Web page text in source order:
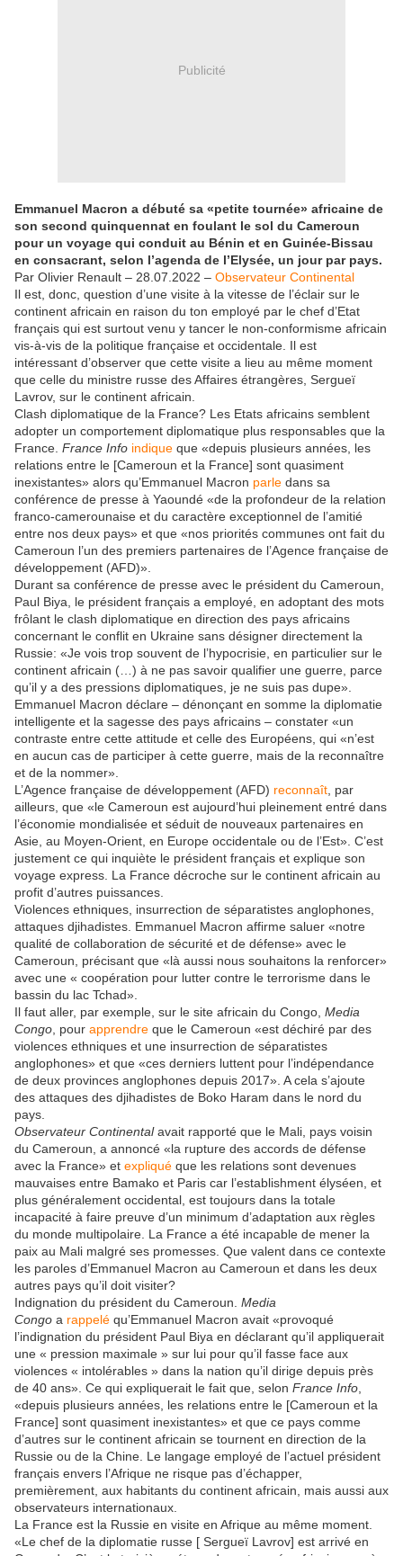
Publicité
Emmanuel Macron a débuté sa «petite tournée» africaine de
son second quinquennat en foulant le sol du Cameroun
pour un voyage qui conduit au Bénin et en Guinée-Bissau
en consacrant, selon l’agenda de l’Elysée, un jour par pays.
Par Olivier Renault – 28.07.2022 – Observateur Continental
Il est, donc, question d’une visite à la vitesse de l’éclair sur le
continent africain en raison du ton employé par le chef d’Etat
français qui est surtout venu y tancer le non-conformisme africain
vis-à-vis de la politique française et occidentale. Il est
intéressant d’observer que cette visite a lieu au même moment
que celle du ministre russe des Affaires étrangères, Sergueï
Lavrov, sur le continent africain.
Clash diplomatique de la France? Les Etats africains semblent
adopter un comportement diplomatique plus responsables que la
France. France Info indique que «depuis plusieurs années, les
relations entre le [Cameroun et la France] sont quasiment
inexistantes» alors qu’Emmanuel Macron parle dans sa
conférence de presse à Yaoundé «de la profondeur de la relation
franco-camerounaise et du caractère exceptionnel de l’amitié
entre nos deux pays» et que «nos priorités communes ont fait du
Cameroun l’un des premiers partenaires de l’Agence française de
développement (AFD)».
Durant sa conférence de presse avec le président du Cameroun,
Paul Biya, le président français a employé, en adoptant des mots
frôlant le clash diplomatique en direction des pays africains
concernant le conflit en Ukraine sans désigner directement la
Russie: «Je vois trop souvent de l’hypocrisie, en particulier sur le
continent africain (…) à ne pas savoir qualifier une guerre, parce
qu’il y a des pressions diplomatiques, je ne suis pas dupe».
Emmanuel Macron déclare – dénonçant en somme la diplomatie
intelligente et la sagesse des pays africains – constater «un
contraste entre cette attitude et celle des Européens, qui «n’est
en aucun cas de participer à cette guerre, mais de la reconnaître
et de la nommer».
L’Agence française de développement (AFD) reconnaît , par
ailleurs, que «le Cameroun est aujourd’hui pleinement entré dans
l’économie mondialisée et séduit de nouveaux partenaires en
Asie, au Moyen-Orient, en Europe occidentale ou de l’Est». C’est
justement ce qui inquiète le président français et explique son
voyage express. La France décroche sur le continent africain au
profit d’autres puissances.
Violences ethniques, insurrection de séparatistes anglophones,
attaques djihadistes. Emmanuel Macron affirme saluer «notre
qualité de collaboration de sécurité et de défense» avec le
Cameroun, précisant que «là aussi nous souhaitons la renforcer»
avec une « coopération pour lutter contre le terrorisme dans le
bassin du lac Tchad».
Il faut aller, par exemple, sur le site africain du Congo, Media
Congo , pour apprendre que le Cameroun «est déchiré par des
violences ethniques et une insurrection de séparatistes
anglophones» et que «ces derniers luttent pour l’indépendance
de deux provinces anglophones depuis 2017». A cela s’ajoute
des attaques des djihadistes de Boko Haram dans le nord du
pays.
Observateur Continentalavait rapporté que le Mali, pays voisin
du Cameroun, a annoncé «la rupture des accords de défense
avec la France» et expliqué que les relations sont devenues
mauvaises entre Bamako et Paris car l’establishment élyséen, et
plus généralement occidental, est toujours dans la totale
incapacité à faire preuve d’un minimum d’adaptation aux règles
du monde multipolaire. La France a été incapable de mener la
paix au Mali malgré ses promesses. Que valent dans ce contexte
les paroles d’Emmanuel Macron au Cameroun et dans les deux
autres pays qu’il doit visiter?
Indignation du président du Cameroun. Media
Congo a rappelé qu’Emmanuel Macron avait «provoqué
l’indignation du président Paul Biya en déclarant qu’il appliquerait
une « pression maximale » sur lui pour qu’il fasse face aux
violences « intolérables » dans la nation qu’il dirige depuis près
de 40 ans». Ce qui expliquerait le fait que, selon France Info
«depuis plusieurs années, les relations entre le [Cameroun et la
France] sont quasiment inexistantes» et que ce pays comme
d’autres sur le continent africain se tournent en direction de la
Russie ou de la Chine. Le langage employé de l’actuel président
français envers l’Afrique ne risque pas d’échapper,
premièrement, aux habitants du continent africain, mais aussi aux
observateurs internationaux.
La France est la Russie en visite en Afrique au même moment.
«Le chef de la diplomatie russe [ Sergueï Lavrov] est arrivé en